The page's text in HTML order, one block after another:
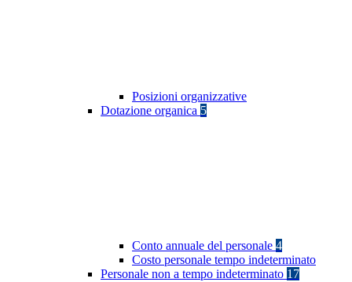
Posizioni organizzative
Dotazione organica 5
Conto annuale del personale 4
Costo personale tempo indeterminato
Personale non a tempo indeterminato 17